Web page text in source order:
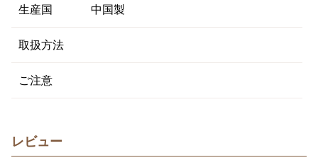
生産国 中国製
取扱方法
ご注意
レビュー